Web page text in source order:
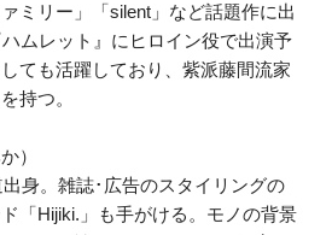
ミリー」「silent」など話題作に出
ムレット』にヒロイン役で出演予
ても活躍しており、紫派藤間流家
持つ。
）
身。雑誌･広告のスタイリングの
「Hijiki.」も手がける。モノの背景